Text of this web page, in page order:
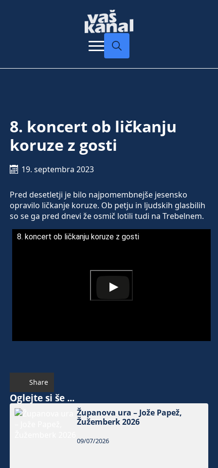
8. koncert ob ličkanju
koruze z gosti
19. septembra 2023
Pred desetletji je bilo najpomembnejše jesensko
opravilo ličkanje koruze. Ob petju in ljudskih glasbilih
so se ga pred dnevi že osmič lotili tudi na Trebelnem.
8. koncert ob ličkanju koruze z gosti
Share
Oglejte si še ...
Županova ura – Jože Papež,
Žužemberk 2026
09/07/2026